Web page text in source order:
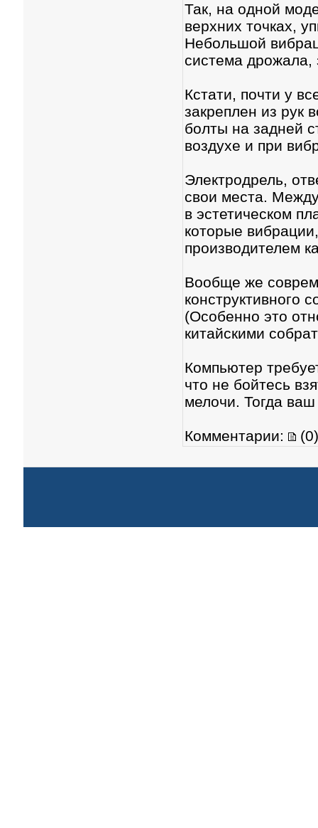
Так, на одной
верхних точках,
Небольшой
система дрожала,
Кстати, почти у
закреплен из рук
болты на задней
воздухе и при
Электродрель,
свои места.
в эстетическом
которые
производителем
Вообще же
конструктивного
(Особенно это
китайскими
Компьютер
что не бойтесь
мелочи. Тогда
Комментарии: (0)